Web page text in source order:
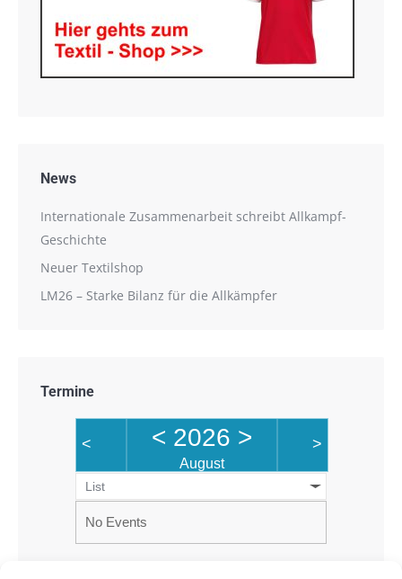
News
Internationale Zusammenarbeit schreibt Allkampf-
Geschichte
Neuer Textilshop
LM26 – Starke Bilanz für die Allkämpfer
Termine
< < 2026 >
August
>
List
No Events